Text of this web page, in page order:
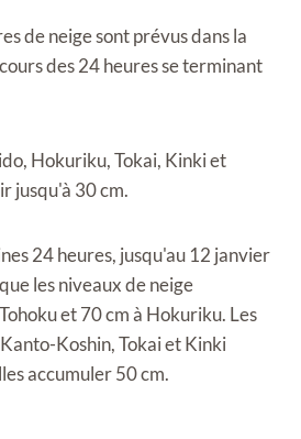
de neige sont prévus dans la
des 24 heures se terminant
Hokuriku, Tokai, Kinki et
jusqu'à 30 cm.
24 heures, jusqu'au 12 janvier
les niveaux de neige
et 70 cm à Hokuriku. Les
Koshin, Tokai et Kinki
accumuler 50 cm.